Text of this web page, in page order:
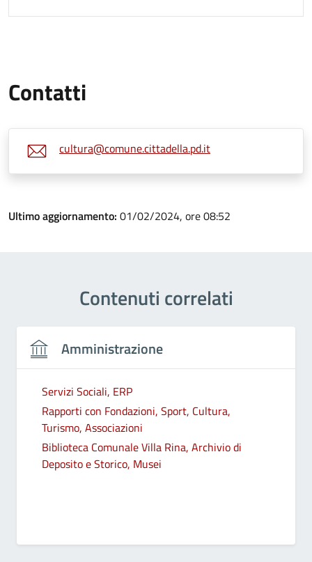
Contatti
cultura@comune.cittadella.pd.it
Ultimo aggiornamento: 01/02/2024, ore 08:52
Contenuti correlati
Amministrazione
Servizi Sociali, ERP
Rapporti con Fondazioni, Sport, Cultura,
Turismo, Associazioni
Biblioteca Comunale Villa Rina, Archivio di
Deposito e Storico, Musei